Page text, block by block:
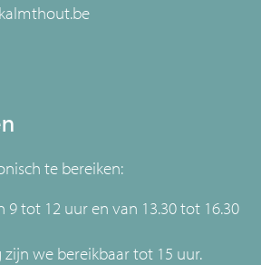
te bereiken:
9 tot 12 uur en van 13.30 tot 16.30
we bereikbaar tot 15 uur.